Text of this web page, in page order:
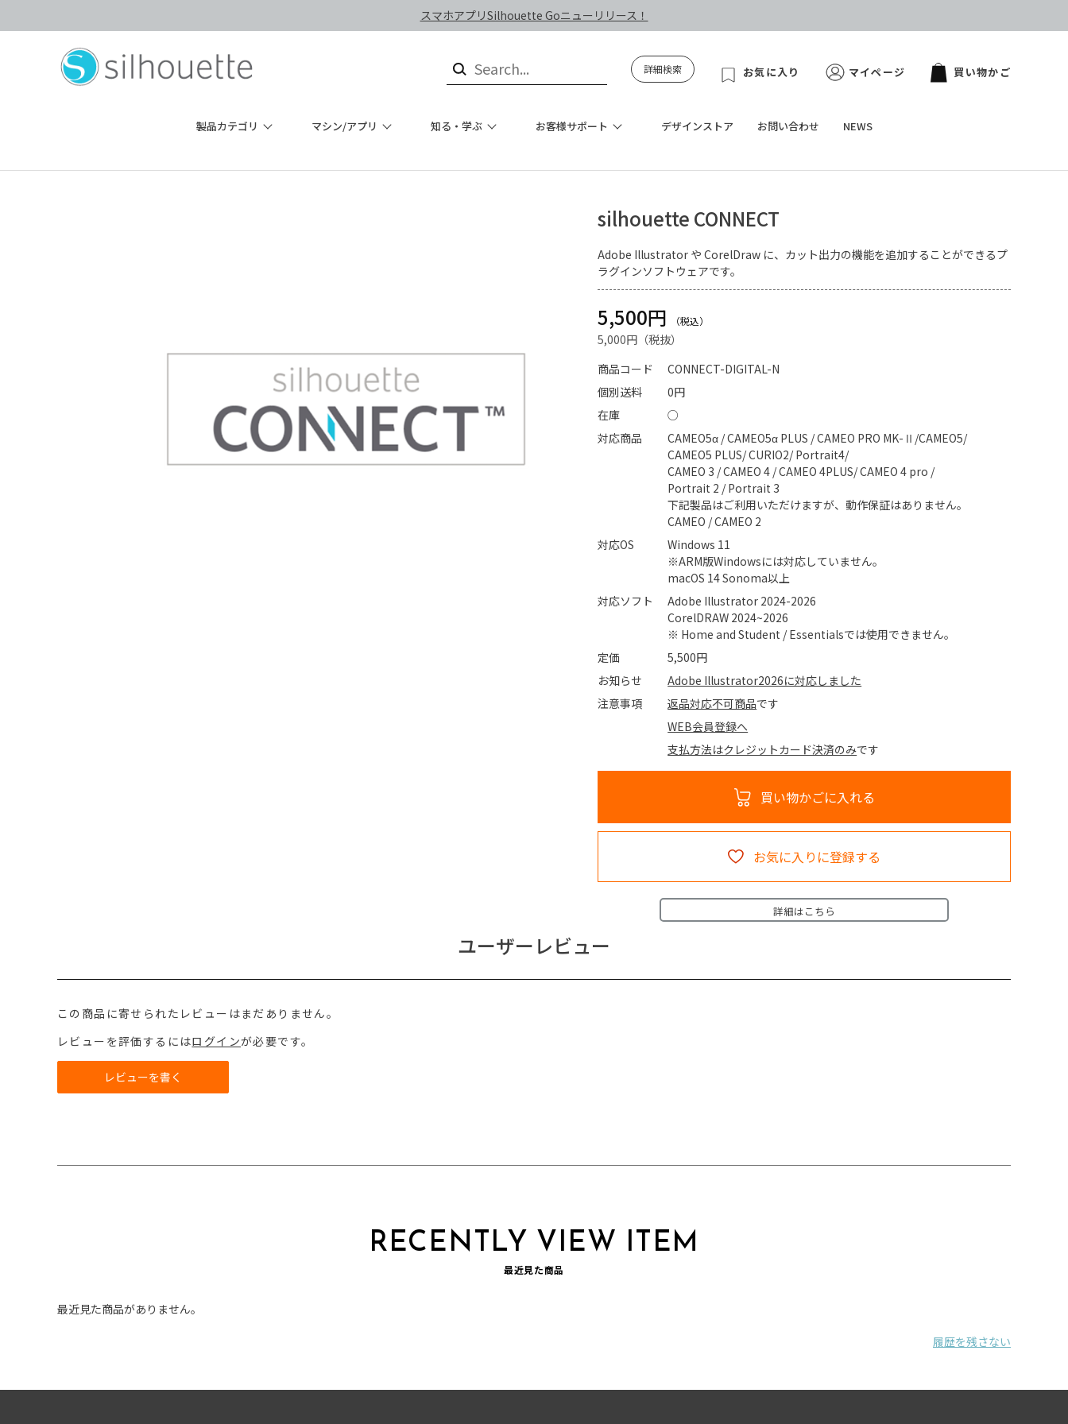
スマホアプリSilhouette Goニューリリース！
詳細検索 お気に入り マイページ 買い物かご
製品カテゴリ マシン/アプリ 知る・学ぶ お客様サポート デザインストア お問い合わせ NEWS
Adobe Illustrator や CorelDraw に、カット出力の機能を追加することができるプ
ラグインソフトウェアです。
silhouette CONNECT
5,500円
5,000円
商品コード
CONNECT-DIGITAL-N
個別送料
0円
在庫
○
対応商品
CAMEO5α / CAMEO5α PLUS / CAMEO PRO MK-Ⅱ/CAMEO5/
CAMEO5 PLUS/ CURIO2/ Portrait4/
CAMEO 3 / CAMEO 4 / CAMEO 4PLUS/ CAMEO 4 pro /
Portrait 2 / Portrait 3
下記製品はご利用いただけますが、動作保証はありません。
CAMEO / CAMEO 2
対応OS
Windows 11
※ARM版Windowsには対応していません。
macOS 14 Sonoma以上
対応ソフト
Adobe Illustrator 2024-2026
CorelDRAW 2024~2026
※ Home and Student / Essentialsでは使用できません。
定価
5,500円
お知らせ
Adobe Illustrator2026に対応しました
注意事項
返品対応不可商品です
WEB会員登録へ
支払方法はクレジットカード決済のみです
買い物かごに入れる
お気に入りに登録する
詳細はこちら
ユーザーレビュー
この商品に寄せられたレビューはまだありません。
レビューを評価するにはログインが必要です。
レビューを書く
RECENTLY VIEW ITEM
最近見た商品
最近見た商品がありません。
履歴を残さない